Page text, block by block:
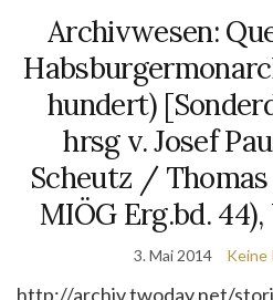
Archivwesen:
hundert)
hrsg v. Josef
Scheutz /
MIÖG Erg.bd.
3. Mai 2014 Keine
http://archiv.twoday.net/